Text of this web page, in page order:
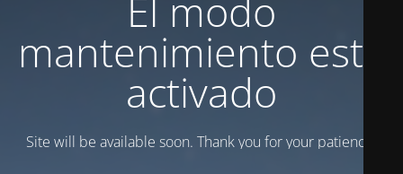
El modo
mantenimiento está
activado
Site will be available soon. Thank you for your patience!